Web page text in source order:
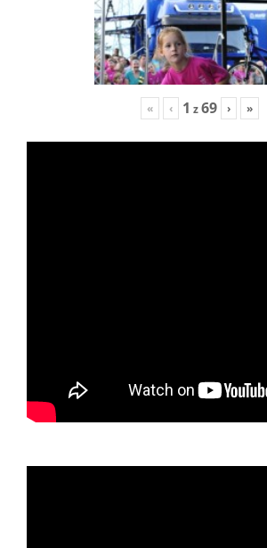
« ‹ 1 z69 › »